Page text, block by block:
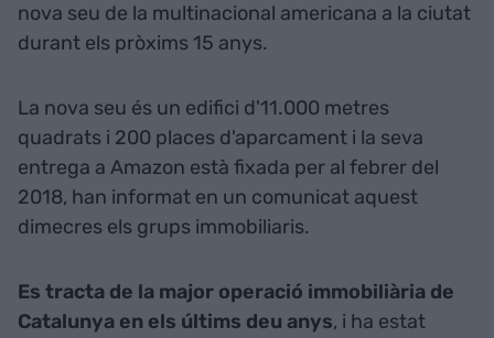
nova seu de la multinacional americana a la ciutat
durant els pròxims 15 anys.
La nova seu és un edifici d'11.000 metres
quadrats i 200 places d'aparcament i la seva
entrega a Amazon està fixada per al febrer del
2018, han informat en un comunicat aquest
dimecres els grups immobiliaris.
Es tracta de la major operació immobiliària de
Catalunya en els últims deu anys, i ha estat